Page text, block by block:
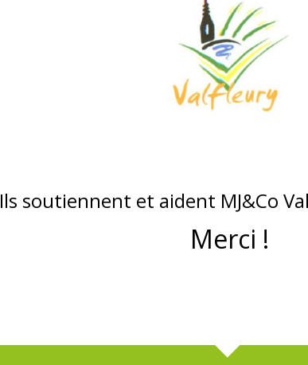
Ils soutiennent et aident MJ&Co
Merci !